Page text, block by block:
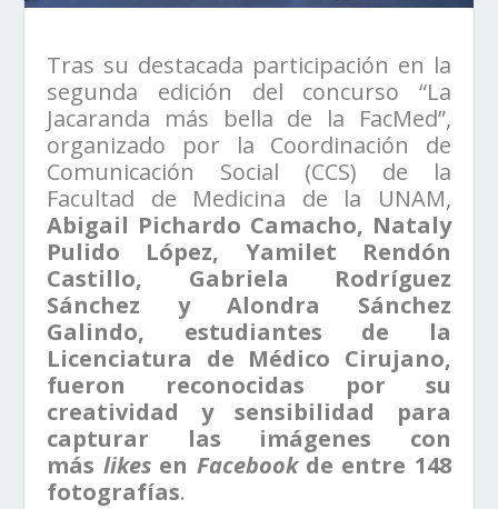
Tras su destacada participación en la
segunda edición del concurso “La
Jacaranda más bella de la FacMed”,
organizado por la Coordinación de
Comunicación Social (CCS) de la
Facultad de Medicina de la UNAM,
Abigail Pichardo Camacho, Nataly
Pulido López, Yamilet Rendón
Castillo, Gabriela Rodríguez
Sánchez y Alondra Sánchez
Galindo, estudiantes de la
Licenciatura de Médico Cirujano,
fueron reconocidas por su
creatividad y sensibilidad para
capturar las imágenes con
más likesen Facebookde entre 148
fotografías.